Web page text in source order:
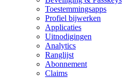
Toestemmingsapps
Profiel bijwerken
Applicaties
Uitnodigingen
Analytics
Ranglijst
Abonnement
Claims